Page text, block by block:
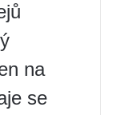
na
se